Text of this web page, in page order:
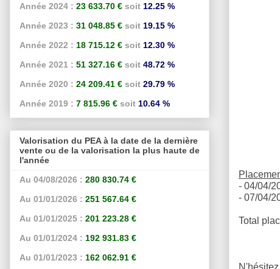
- 04/04/
- 07/04/
Total
Année 2024 : 23 633.70 € soit 12.25 %
Année 2023 : 31 048.85 € soit 19.15 %
Année 2022 : 18 715.12 € soit 12.30 %
Année 2021 : 51 327.16 € soit 48.72 %
Année 2020 : 24 209.41 € soit 29.79 %
Année 2019 : 7 815.96 € soit 10.64 %
Valorisation du PEA à la date de la dernière
vente ou de la valorisation la plus haute de
l'année
Au 04/08/2026 : 280 830.74 €
Au 01/01/2026 : 251 567.64 €
Au 01/01/2025 : 201 223.28 €
Au 01/01/2024 : 192 931.83 €
Au 01/01/2023 : 162 062.91 €